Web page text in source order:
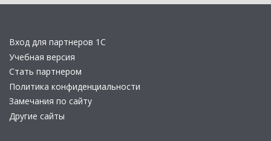
Вход для партнеров 1С
Учебная версия
Стать партнером
Политика конфиденциальности
Замечания по сайту
Другие сайты